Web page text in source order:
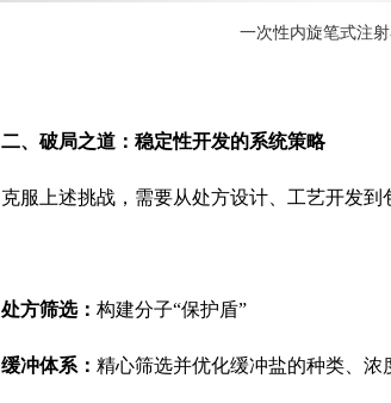
一次性内旋笔式注
二、 破局之道：稳定性开发的系统策略
克服上述挑战，需要从处方设计、工艺开发
处方筛选： 构建分子“保护盾”
缓冲体系： 精心筛选并优化缓冲盐的种类、浓